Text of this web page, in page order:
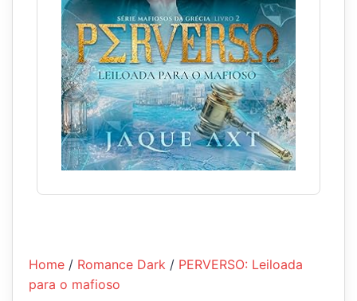
Home / Romance Dark / PERVERSO: Leiloada
para o mafioso